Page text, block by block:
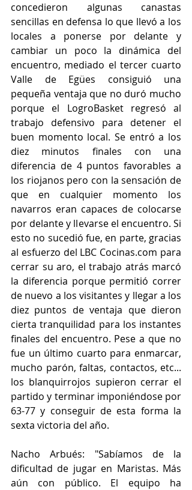
concedieron algunas canastas
sencillas en defensa lo que llevó a los
locales a ponerse por delante y
cambiar un poco la dinámica del
encuentro, mediado el tercer cuarto
Valle de Egües consiguió una
pequeña ventaja que no duró mucho
porque el LogroBasket regresó al
trabajo defensivo para detener el
buen momento local. Se entró a los
diez minutos finales con una
diferencia de 4 puntos favorables a
los riojanos pero con la sensación de
que en cualquier momento los
navarros eran capaces de colocarse
por delante y llevarse el encuentro. Si
esto no sucedió fue, en parte, gracias
al esfuerzo del LBC Cocinas.com para
cerrar su aro, el trabajo atrás marcó
la diferencia porque permitió correr
de nuevo a los visitantes y llegar a los
diez puntos de ventaja que dieron
cierta tranquilidad para los instantes
finales del encuentro. Pese a que no
fue un último cuarto para enmarcar,
mucho parón, faltas, contactos, etc...
los blanquirrojos supieron cerrar el
partido y terminar imponiéndose por
63-77 y conseguir de esta forma la
sexta victoria del año.
Nacho Arbués: "Sabíamos de la
dificultad de jugar en Maristas. Más
aún con público. El equipo ha